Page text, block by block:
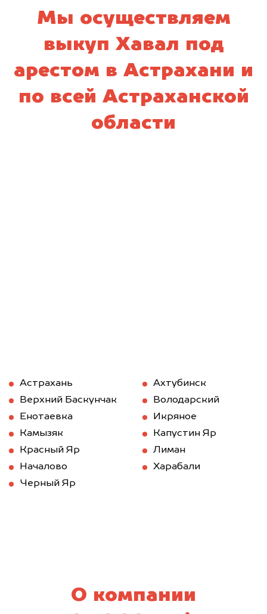
Мы осуществляем
выкуп Хавал под
арестом в Астрахани и
по всей Астраханской
области
Астрахань
Ахтубинск
Верхний Баскунчак
Володарский
Енотаевка
Икряное
Камызяк
Капустин Яр
Красный Яр
Лиман
Началово
Харабали
Черный Яр
О компании